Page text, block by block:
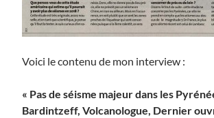
Voici le contenu de mon interview :
« Pas de séisme majeur dans les
Bardintzeff, Volcanologue, Dernier